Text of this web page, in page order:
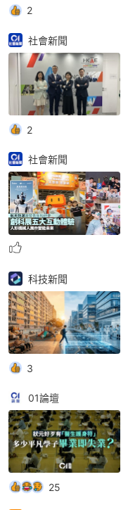
2
社會新聞
2
社會新聞
科技新聞
3
01論壇
25